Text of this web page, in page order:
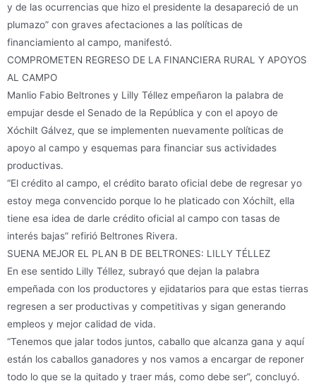
y de las ocurrencias que hizo el presidente la desapareció de un
plumazo” con graves afectaciones a las políticas de
financiamiento al campo, manifestó.
COMPROMETEN REGRESO DE LA FINANCIERA RURAL Y APOYOS
AL CAMPO
Manlio Fabio Beltrones y Lilly Téllez empeñaron la palabra de
empujar desde el Senado de la República y con el apoyo de
Xóchilt Gálvez, que se implementen nuevamente políticas de
apoyo al campo y esquemas para financiar sus actividades
productivas.
“El crédito al campo, el crédito barato oficial debe de regresar yo
estoy mega convencido porque lo he platicado con Xóchilt, ella
tiene esa idea de darle crédito oficial al campo con tasas de
interés bajas” refirió Beltrones Rivera.
SUENA MEJOR EL PLAN B DE BELTRONES: LILLY TÉLLEZ
En ese sentido Lilly Téllez, subrayó que dejan la palabra
empeñada con los productores y ejidatarios para que estas tierras
regresen a ser productivas y competitivas y sigan generando
empleos y mejor calidad de vida.
“Tenemos que jalar todos juntos, caballo que alcanza gana y aquí
están los caballos ganadores y nos vamos a encargar de reponer
todo lo que se la quitado y traer más, como debe ser”, concluyó.